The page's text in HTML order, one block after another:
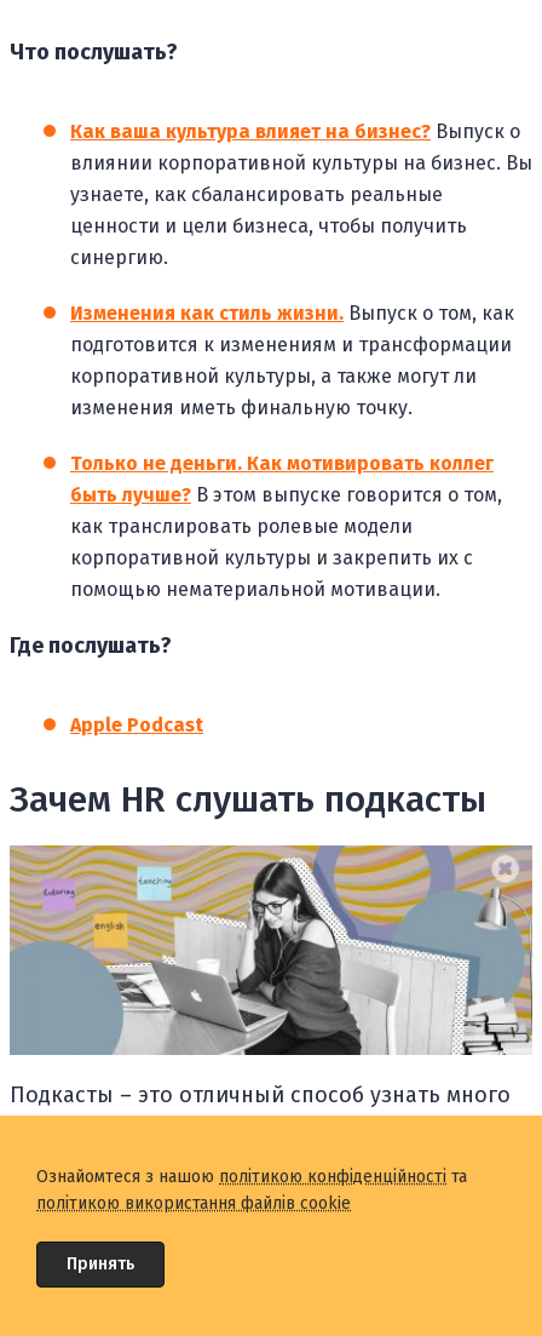
Что послушать?
Как ваша культура влияет на бизнес? Выпуск о
влиянии корпоративной культуры на бизнес. Вы
узнаете, как сбалансировать реальные
ценности и цели бизнеса, чтобы получить
синергию.
Изменения как стиль жизни. Выпуск о том, как
подготовится к изменениям и трансформации
корпоративной культуры, а также могут ли
изменения иметь финальную точку.
Только не деньги. Как мотивировать коллег
быть лучше? В этом выпуске говорится о том,
как транслировать ролевые модели
корпоративной культуры и закрепить их с
помощью нематериальной мотивации.
Где послушать?
Apple Podcast
Зачем HR слушать подкасты
Подкасты – это отличный способ узнать много
Главные преимущества подкастов в том, что их
можно слушать в любое время и в любом месте
и, конечно же, быть всегда в курсе всех
событий. Кроме того, подкасты на английском
Ознайомтеся з нашою політикою конфіденційності та
політикою використання файлів cookie
Принять